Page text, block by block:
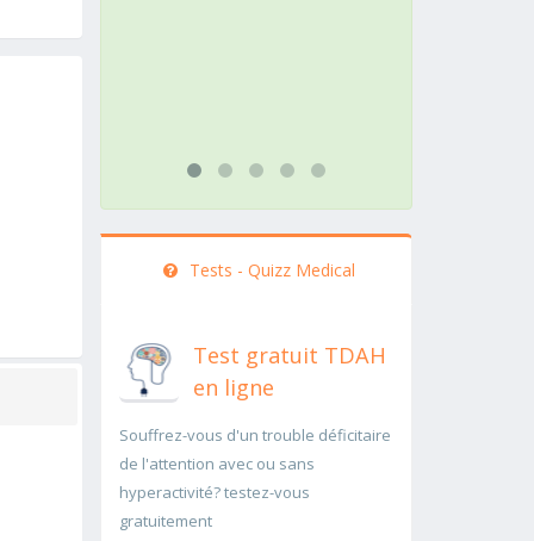
Tests - Quizz Medical
Test gratuit TDAH
en ligne
Souffrez-vous d'un trouble déficitaire
de l'attention avec ou sans
hyperactivité? testez-vous
gratuitement